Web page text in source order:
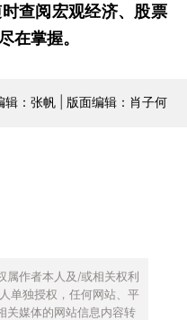
时查阅宏观经济、股票
在掌握。
辑：张帆 | 版面编辑：肖子何
属作者本人及/或相关权利
单独授权，任何网站、平
关媒体的网站信息内容转